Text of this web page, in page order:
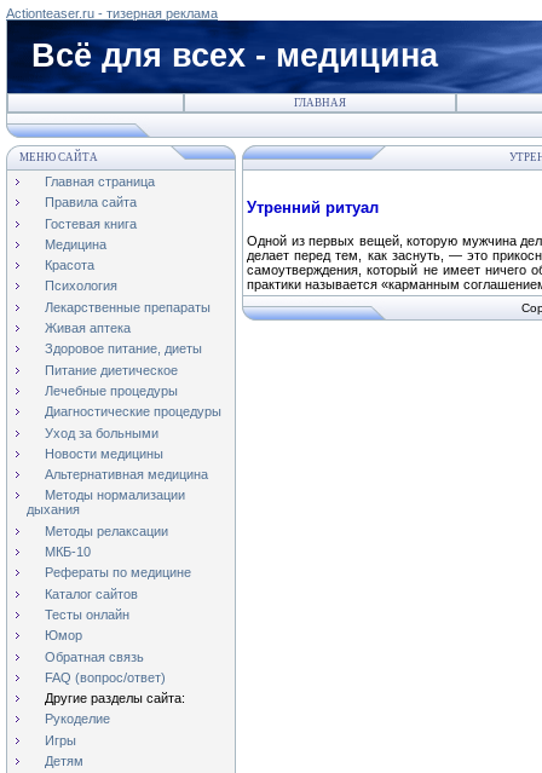
Actionteaser.ru - тизерная реклама
Всё для всех - медицина
ГЛАВНАЯ
МЕНЮ САЙТА
Главная страница
Правила сайта
Гостевая книга
Медицина
Красота
Психология
Лекарственные препараты
Живая аптека
Здоровое питание, диеты
Питание диетическое
Лечебные процедуры
Диагностические процедуры
Уход за больными
Новости медицины
Альтернативная медицина
Методы нормализации
дыхания
Методы релаксации
МКБ-10
Рефераты по медицине
Каталог сайтов
Тесты онлайн
Юмор
Обратная связь
FAQ (вопрос/ответ)
Другие разделы сайта:
Рукоделие
Игры
Детям
Утренний ритуал
Одной из первых вещей, которую мужчина
делает перед тем, как заснуть, — это
самоутверждения, который не имеет ничего
практики называется «карманным